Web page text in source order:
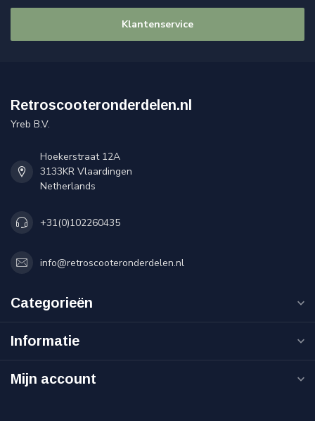
Klantenservice
Retroscooteronderdelen.nl
Yreb B.V.
Hoekerstraat 12A
3133KR Vlaardingen
Netherlands
+31(0)102260435
info@retroscooteronderdelen.nl
Categorieën
Informatie
Mijn account